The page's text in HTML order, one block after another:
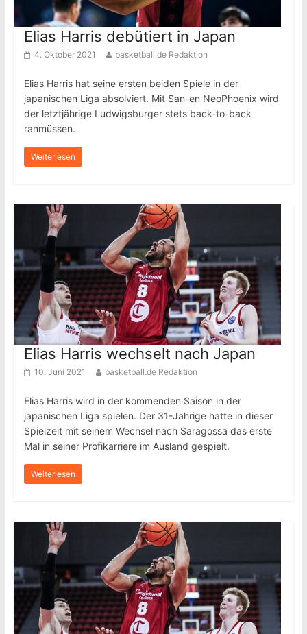
Elias Harris debütiert in Japan
4. Oktober 2021 basketball.de Redaktion
Elias Harris hat seine ersten beiden Spiele in der
japanischen Liga absolviert. Mit San-en NeoPhoenix wird
der letztjährige Ludwigsburger stets back-to-back
ranmüssen.
Weiterlesen
Elias Harris wechselt nach Japan
10. Juni 2021 basketball.de Redaktion
Elias Harris wird in der kommenden Saison in der
japanischen Liga spielen. Der 31-Jährige hatte in dieser
Spielzeit mit seinem Wechsel nach Saragossa das erste
Mal in seiner Profikarriere im Ausland gespielt.
Weiterlesen